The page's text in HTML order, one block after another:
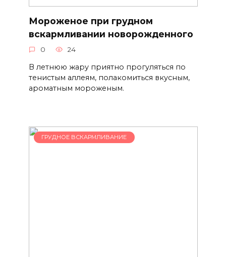
Мороженое при грудном
вскармливании новорожденного
0 24
В летнюю жару приятно прогуляться по
тенистым аллеям, полакомиться вкусным,
ароматным мороженым.
ГРУДНОЕ ВСКАРМЛИВАНИЕ